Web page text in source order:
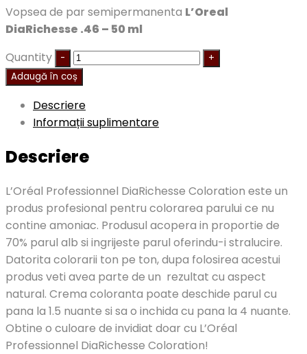
Vopsea de par semipermanenta L’Oreal
DiaRichesse .46 – 50 ml
Quantity
Adaugă în coș
Descriere
Informații suplimentare
Descriere
L’Oréal Professionnel DiaRichesse Coloration este un
produs profesional pentru colorarea parului ce nu
contine amoniac. Produsul acopera in proportie de
70% parul alb si ingrijeste parul oferindu-i stralucire.
Datorita colorarii ton pe ton, dupa folosirea acestui
produs veti avea parte de un rezultat cu aspect
natural. Crema coloranta poate deschide parul cu
pana la 1.5 nuante si sa o inchida cu pana la 4 nuante.
Obtine o culoare de invidiat doar cu L’Oréal
Professionnel DiaRichesse Coloration!